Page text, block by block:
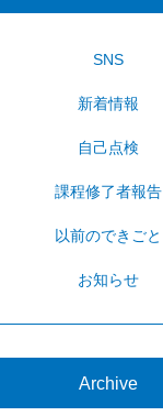
SNS
新着情報
自己点検
課程修了者報告
以前のできごと
お知らせ
Archive